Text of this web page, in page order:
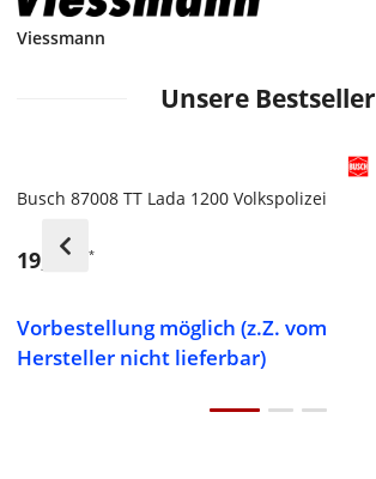
Viessmann
Unsere Bestseller
Busch 87008 TT Lada 1200 Volkspolizei
19,99 € *
Vorbestellung möglich (z.Z. vom
Hersteller nicht lieferbar)